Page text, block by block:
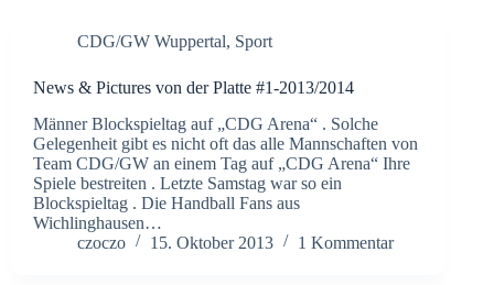
CDG/GW Wuppertal, Sport
News & Pictures von der Platte #1-2013/2014
Männer Blockspieltag auf „CDG Arena“ . Solche
Gelegenheit gibt es nicht oft das alle Mannschaften von
Team CDG/GW an einem Tag auf „CDG Arena“ Ihre
Spiele bestreiten . Letzte Samstag war so ein
Blockspieltag . Die Handball Fans aus
Wichlinghausen…
czoczo
15. Oktober 2013 1 Kommentar